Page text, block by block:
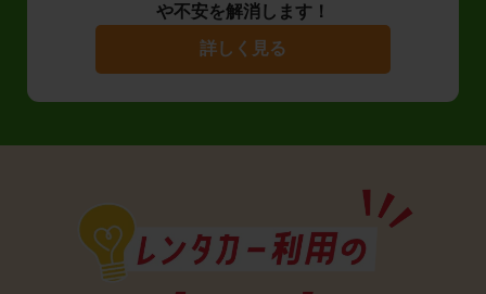
や不安を解消します！
詳しく見る